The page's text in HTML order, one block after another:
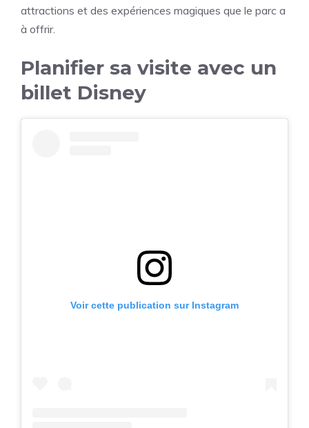
attractions et des expériences magiques que le parc a
à offrir.
Planifier sa visite avec un
billet Disney
Voir cette publication sur Instagram